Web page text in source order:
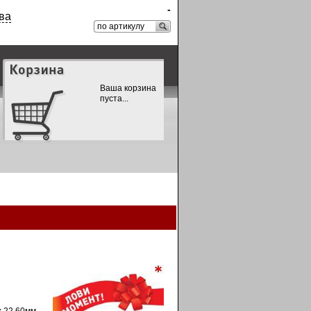
-
Ваша корзина
пуста...